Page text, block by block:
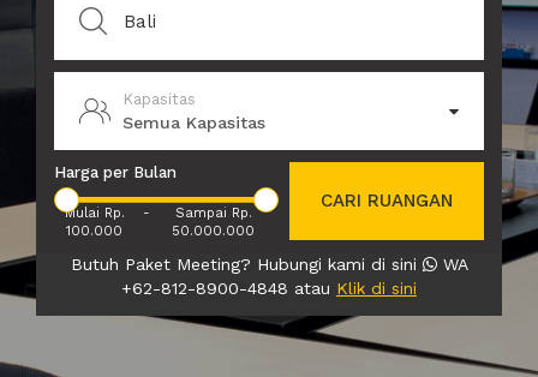
Kapasitas
Semua Kapasitas
Harga per Bulan
Mulai Rp.
100.000
-
Sampai Rp.
50.000.000
CARI RUANGAN
Butuh Paket Meeting? Hubungi kami di sini
WA
+62-812-8900-4848 atau Klik di sini